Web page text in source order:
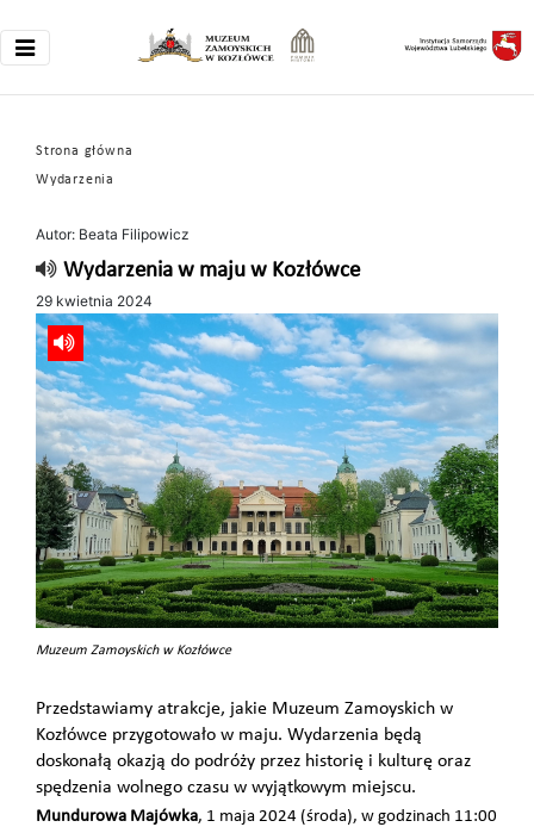
Strona główna
Wydarzenia
Autor: Beata Filipowicz
Wydarzenia w maju w Kozłówce
29 kwietnia 2024
Muzeum Zamoyskich w Kozłówce
Przedstawiamy atrakcje, jakie Muzeum Zamoyskich w
Kozłówce przygotowało w maju. Wydarzenia będą
doskonałą okazją do podróży przez historię i kulturę oraz
spędzenia wolnego czasu w wyjątkowym miejscu.
Mundurowa Majówka, 1 maja 2024 (środa), w godzinach 11:00